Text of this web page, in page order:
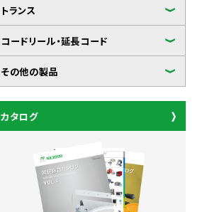
トランス
コードリール・延長コード
その他の製品
カタログ